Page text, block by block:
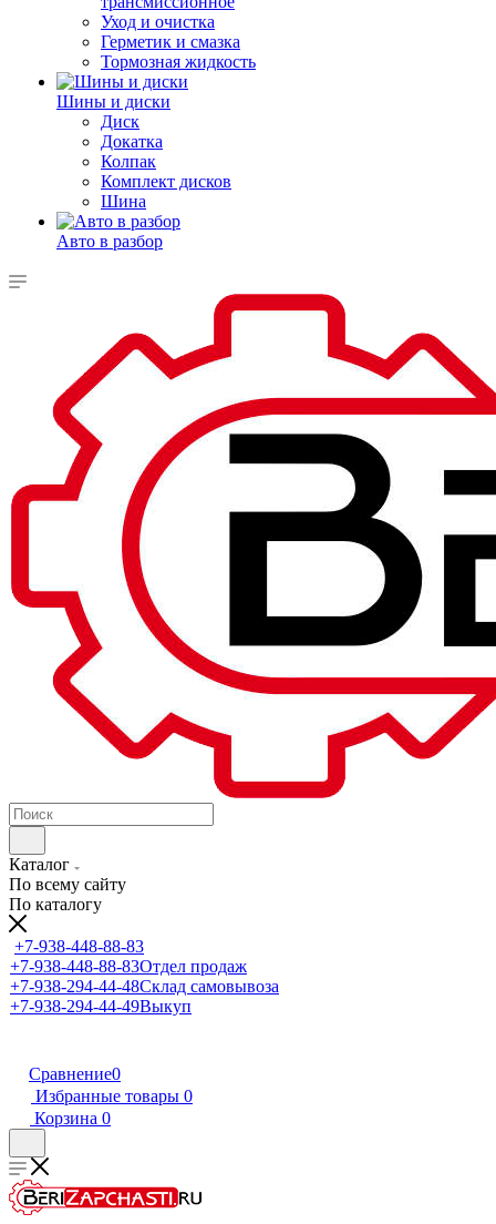
Уход и очистка
Герметик и смазка
Тормозная жидкость
Шины и диски
Диск
Докатка
Колпак
Комплект дисков
Шина
Авто в разбор
Каталог
По всему сайту
По каталогу
+7-938-448-88-83
+7-938-448-88-83Отдел продаж
+7-938-294-44-48Склад самовывоза
+7-938-294-44-49Выкуп
Сравнение0
Избранные товары 0
Корзина 0